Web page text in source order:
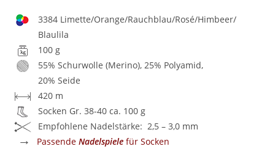
3384 Limette/Orange/Rauchblau/Rosé/Himbeer/
Blaulila
100 g
55% Schurwolle (Merino), 25% Polyamid,
20% Seide
420 m
Socken Gr. 38-40 ca. 100 g
Empfohlene Nadelstärke: 2,5 – 3,0 mm
→ PassendeNadelspiele für Socken